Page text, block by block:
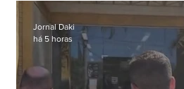
presos com 50
Jornal Daki
há 5 horas